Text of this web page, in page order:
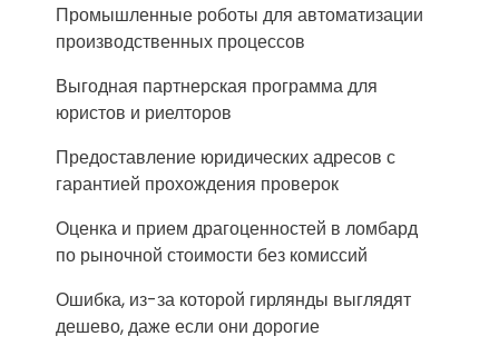
Промышленные роботы для автоматизации
производственных процессов
Выгодная партнерская программа для
юристов и риелторов
Предоставление юридических адресов с
гарантией прохождения проверок
Оценка и прием драгоценностей в ломбард
по рыночной стоимости без комиссий
Ошибка, из-за которой гирлянды выглядят
дешево, даже если они дорогие